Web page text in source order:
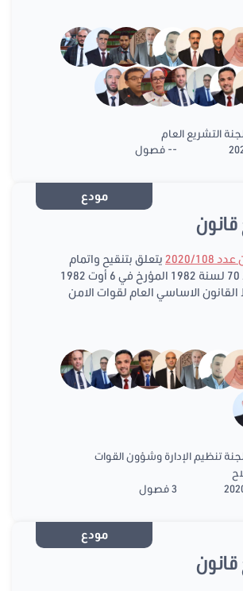
التشريع العام
-- فصول
مودع
108
يتعلق بتنقيح واتمام
القانون عدد 70 لسنة 1982 المؤرخ في 6 أوت 1982
الاساسي العام لقوات الامن
تنظيم الإدارة وشؤون القوات
3 فصول
مودع